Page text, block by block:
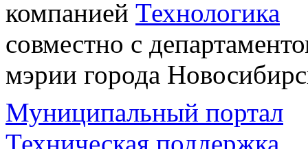
компанией Технологика
совместно с
мэрии города
Муниципальный портал